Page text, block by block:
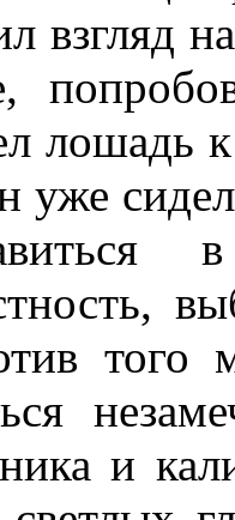
взгляд
лошадь
уже
того
и